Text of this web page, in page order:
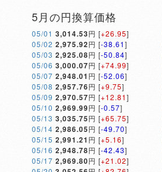
5月の円換算価格
05/01 3,014.53円 [+26.95]
05/02 2,975.92円 [-38.61]
05/03 2,925.08円 [-50.84]
05/06 3,000.07円 [+74.99]
05/07 2,948.01 円 [-52.06]
05/08 2,957.76円 [+9.75]
05/09 2,970.57円 [+12.81]
05/10 2,969.99円 [-0.57]
05/13 3,035.75円 [+65.75]
05/14 2,986.05円 [-49.70]
05/15 2,991.21 円 [+5.16]
05/16 2,948.78円 [-42.43]
05/17 2,969.80円 [+21.02]